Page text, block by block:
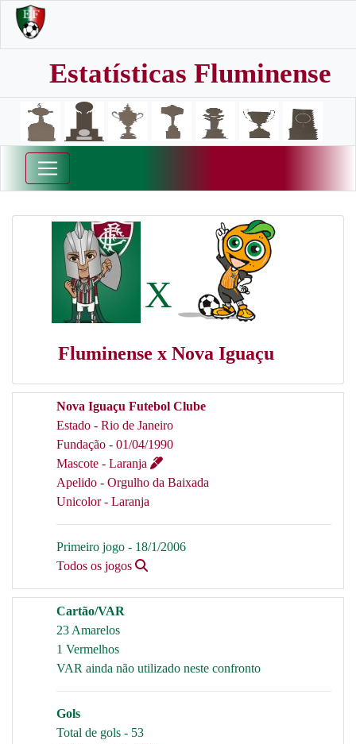
Estatísticas Fluminense
X
Fluminense x Nova Iguaçu
Nova Iguaçu Futebol Clube
Estado - Rio de Janeiro
Fundação - 01/04/1990
Mascote - Laranja
Apelido - Orgulho da Baixada
Unicolor - Laranja
Primeiro jogo - 18/1/2006
Todos os jogos
Cartão/VAR
23 Amarelos
1 Vermelhos
VAR ainda não utilizado neste confronto
Gols
Total de gols - 53